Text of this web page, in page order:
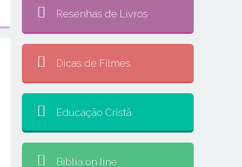
Resenhas de Livros
Dicas de Filmes
Educação Cristã
Bíblia on line